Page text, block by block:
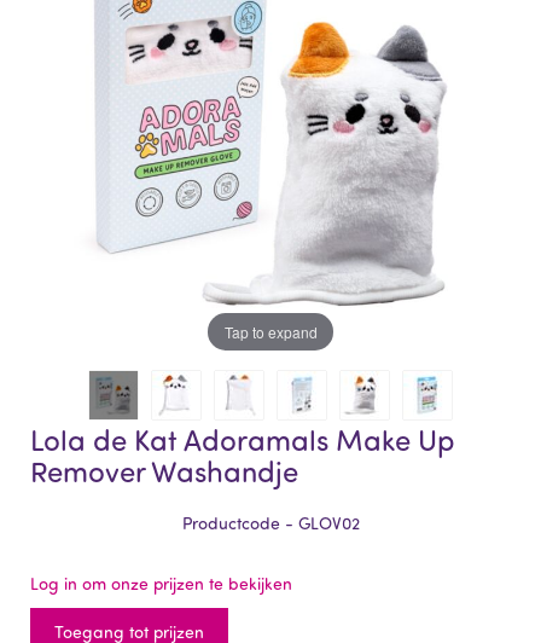
Tap to expand
Lola de Kat Adoramals Make Up
Remover Washandje
Productcode - GLOV02
Log in om onze prijzen te bekijken
Toegang tot prijzen